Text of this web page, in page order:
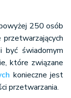
250 osób
być świadomym
które związane
konieczne jest
przetwarzania.